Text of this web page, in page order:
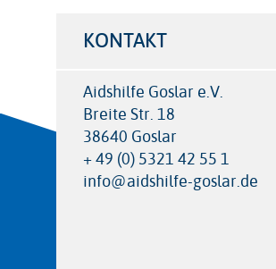
KONTAKT
Aidshilfe Goslar e.V.
Breite Str. 18
38640 Goslar
+ 49 (0) 5321 42 55 1
info@aidshilfe-goslar.de